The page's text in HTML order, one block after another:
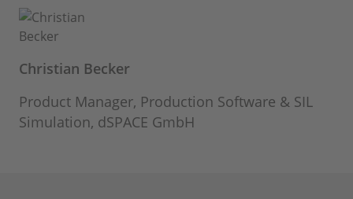
Christian Becker
Product Manager, Production Software & SIL
Simulation, dSPACE GmbH